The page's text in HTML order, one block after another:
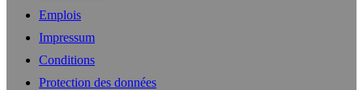
Emplois
Impressum
Conditions
Protection des données